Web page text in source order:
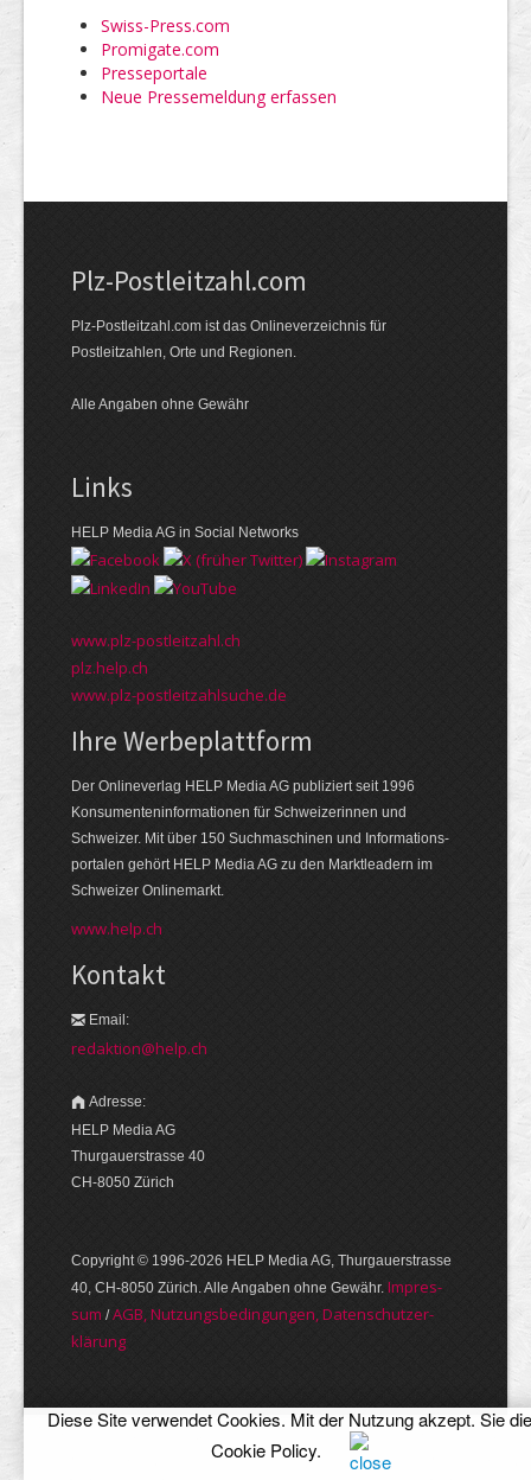
Swiss-Press.com
Promigate.com
Presseportale
Neue Pressemeldung erfassen
Plz-Postleitzahl.com
Plz-Postleitzahl.com ist das Onlineverzeichnis für
Postleitzahlen, Orte und Regionen.
Alle Angaben ohne Gewähr
Links
HELP Media AG in Social Networks
www.plz-postleitzahl.ch
plz.help.ch
www.plz-postleitzahlsuche.de
Ihre Werbeplattform
Der Onlineverlag HELP Media AG publiziert seit 1996
Konsumenten­informationen für Schweizerinnen und
Schweizer. Mit über 150 Suchmaschinen und Informations­
portalen gehört HELP Media AG zu den Markt­leadern im
Schweizer Onlinemarkt.
www.help.ch
Kontakt
Email:
redaktion@help.ch
Adresse:
HELP Media AG
Thurgauerstrasse 40
CH-8050 Zürich
Copyright © 1996-2026 HELP Media AG, Thurgauer­strasse
40, CH-8050 Zürich. Alle Angaben ohne Gewähr. Im­pres­
sum /AGB, Nut­zungs­bedin­gungen, Daten­schutz­er­
klärung
Diese Site verwendet Cookies. Mit der Nutzung akzept. Sie die
Cookie Policy.